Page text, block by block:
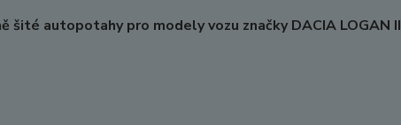
šité autopotahy pro modely vozu značky DACIA LOGAN II